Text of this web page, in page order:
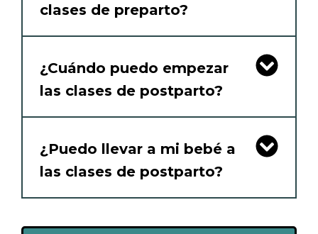
clases de preparto?
¿Cuándo puedo empezar
las clases de postparto?
¿Puedo llevar a mi bebé a
las clases de postparto?